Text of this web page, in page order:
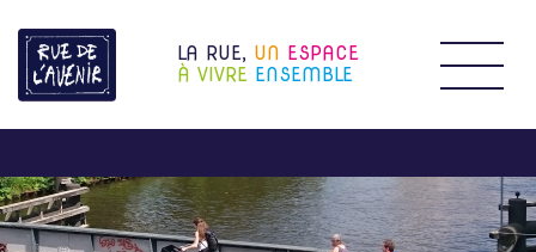
LA RUE, UN ESPACE
À VIVRE ENSEMBLE